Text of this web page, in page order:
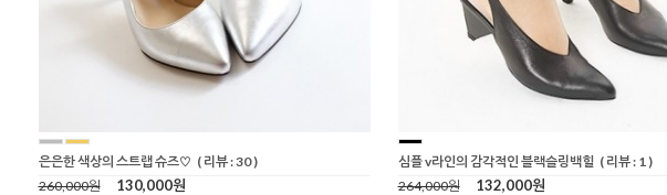
은은한 색상의 스트랩 슈즈♡ ( 리뷰 : 30 )
260,000원
130,000원
심플 v라인의 감각적인 블랙슬링백힐 ( 리뷰 : 1 )
264,000원
132,000원